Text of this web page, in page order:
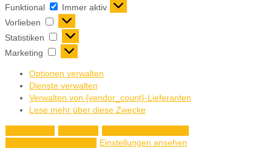
Funktional
Immer aktiv
Vorlieben
Statistiken
Marketing
Optionen verwalten
Dienste verwalten
Verwalten von {vendor_count}-Lieferanten
Lese mehr über diese Zwecke
Einstellungen ansehen